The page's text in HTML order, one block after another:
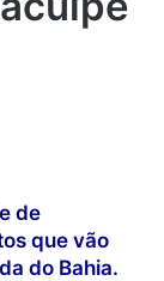
de
que vão
do Bahia.